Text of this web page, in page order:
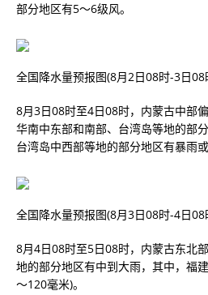
制的所有风险
轰炸机都输了
不出省
发布迟缓 影响民众获取信息
易斯安那州重症监护病房饱和
部分地区有5～6级风。
全国降水量预报图(8月2日08时-3日08
8月3日08时至4日08时，内蒙古中部
华南中东部和南部、台湾岛等地的部
台湾岛中西部等地的部分地区有暴雨
全国降水量预报图(8月3日08时-4日08
8月4日08时至5日08时，内蒙古东北
地的部分地区有中到大雨，其中，福
～120毫米)。